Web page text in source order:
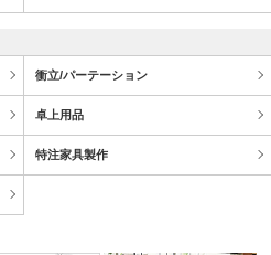
衝立/パーテーション
卓上用品
特注家具製作